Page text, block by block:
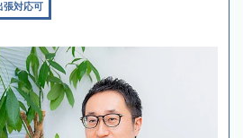
張対応可